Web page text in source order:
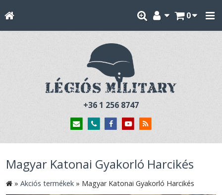
0
+36 1 256 8747
Magyar Katonai Gyakorló Harcikés
» Akciós termékek » Magyar Katonai Gyakorló Harcikés